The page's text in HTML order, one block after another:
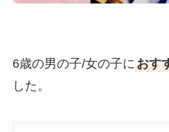
6歳の男の子/女の子におす
した。